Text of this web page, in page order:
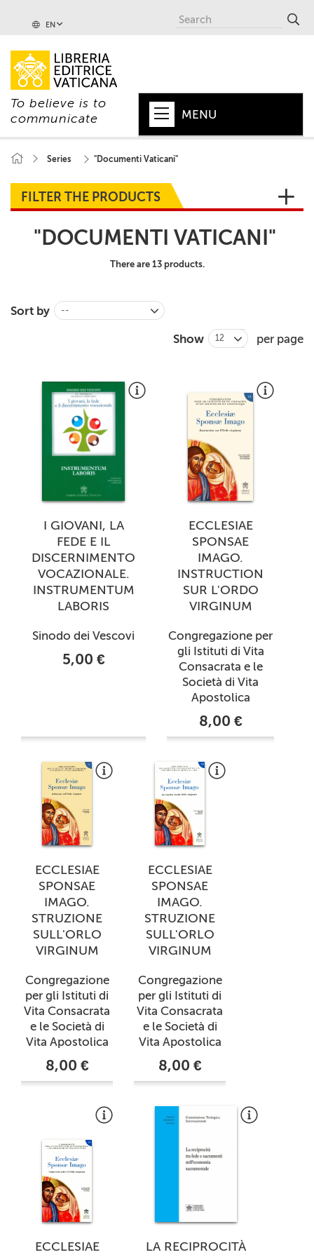
EN
To believe is to
communicate
MENU
POPE
+
VATICAN
CHURCH
WORLD
SERIES
+
MAGAZINES
AUTORI VARI
Series "Documenti Vaticani"
FILTER THE PRODUCTS
"DOCUMENTI VATICANI"
There are 13 products.
Sort by --
Show 12 per page
I GIOVANI, LA
FEDE E IL
DISCERNIMENTO
VOCAZIONALE.
INSTRUMENTUM
LABORIS
Sinodo dei Vescovi
5,00 €
ECCLESIAE
SPONSAE
IMAGO.
INSTRUCTION
SUR L'ORDO
VIRGINUM
Congregazione per
gli Istituti di Vita
Consacrata e le
Società di Vita
Apostolica
8,00 €
ECCLESIAE
SPONSAE
IMAGO.
STRUZIONE
SULL'ORLO
VIRGINUM
Congregazione
per gli Istituti di
Vita Consacrata
e le Società di
Vita Apostolica
8,00 €
ECCLESIAE
SPONSAE
IMAGO.
STRUZIONE
SULL'ORLO
VIRGINUM
Congregazione
per gli Istituti di
Vita Consacrata
e le Società di
Vita Apostolica
8,00 €
ECCLESIAE
LA RECIPROCITÀ